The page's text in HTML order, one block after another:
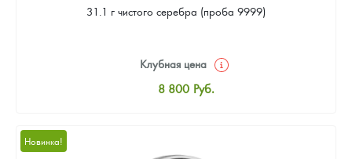
31.1 г чистого серебра (проба 9999)
Клубная цена
8 800 Руб.
Цена выкупа
Новинка!